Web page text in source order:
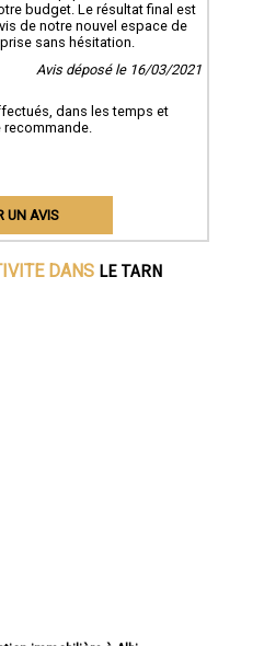
budget. Le résultat final est
de notre nouvel espace de
sans hésitation.
Avis déposé le 16/03/2021
dans les temps et
UN AVIS
DANS LE TARN